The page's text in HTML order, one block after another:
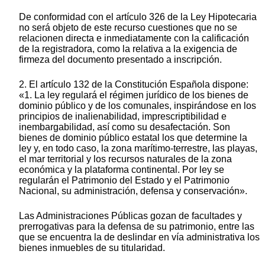
De conformidad con el artículo 326 de la Ley Hipotecaria
no será objeto de este recurso cuestiones que no se
relacionen directa e inmediatamente con la calificación
de la registradora, como la relativa a la exigencia de
firmeza del documento presentado a inscripción.
2. El artículo 132 de la Constitución Española dispone:
«1. La ley regulará el régimen jurídico de los bienes de
dominio público y de los comunales, inspirándose en los
principios de inalienabilidad, imprescriptibilidad e
inembargabilidad, así como su desafectación. Son
bienes de dominio público estatal los que determine la
ley y, en todo caso, la zona marítimo-terrestre, las playas,
el mar territorial y los recursos naturales de la zona
económica y la plataforma continental. Por ley se
regularán el Patrimonio del Estado y el Patrimonio
Nacional, su administración, defensa y conservación».
Las Administraciones Públicas gozan de facultades y
prerrogativas para la defensa de su patrimonio, entre las
que se encuentra la de deslindar en vía administrativa los
bienes inmuebles de su titularidad.